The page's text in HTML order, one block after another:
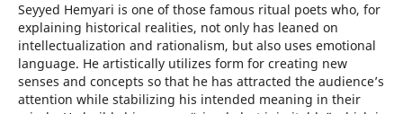
Seyyed Hemyari is one of those famous ritual poets who, for
explaining historical realities, not only has leaned on
intellectualization and rationalism, but also uses emotional
language. He artistically utilizes form for creating new
senses and concepts so that he has attracted the audience’s
attention while stabilizing his intended meaning in their